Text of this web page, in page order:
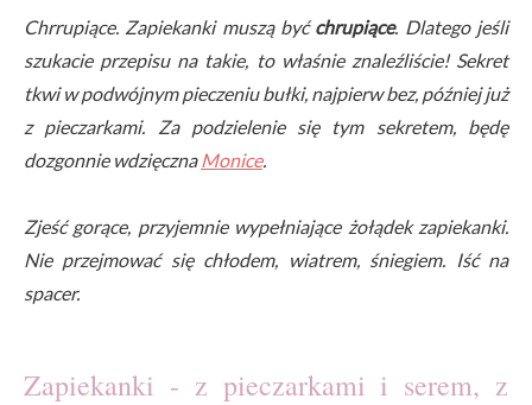
Chrrupiące. Zapiekanki muszą byćchrupiące. Dlatego jeśli
szukacie przepisu na takie, to właśnie znaleźliście! Sekret
tkwi w podwójnym pieczeniu bułki, najpierw bez, później już
z pieczarkami. Za podzielenie się tym sekretem, będę
dozgonnie wdzięczna Monice.
Zjeść gorące, przyjemnie wypełniające żołądek zapiekanki.
Nie przejmować się chłodem, wiatrem, śniegiem. Iść na
spacer.
Zapiekanki - z pieczarkami i serem, z